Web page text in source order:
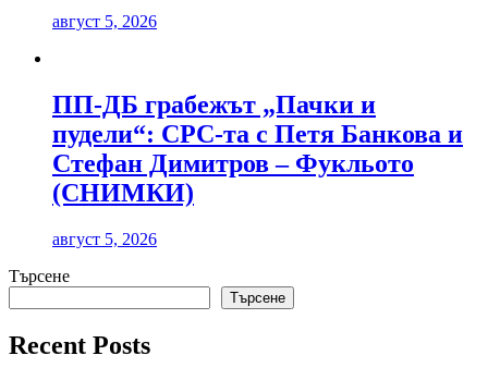
август 5, 2026
ПП-ДБ грабежът „Пачки и
пудели“: СРС-та с Петя Банкова и
Стефан Димитров – Фукльото
(СНИМКИ)
август 5, 2026
Търсене
Търсене
Recent Posts